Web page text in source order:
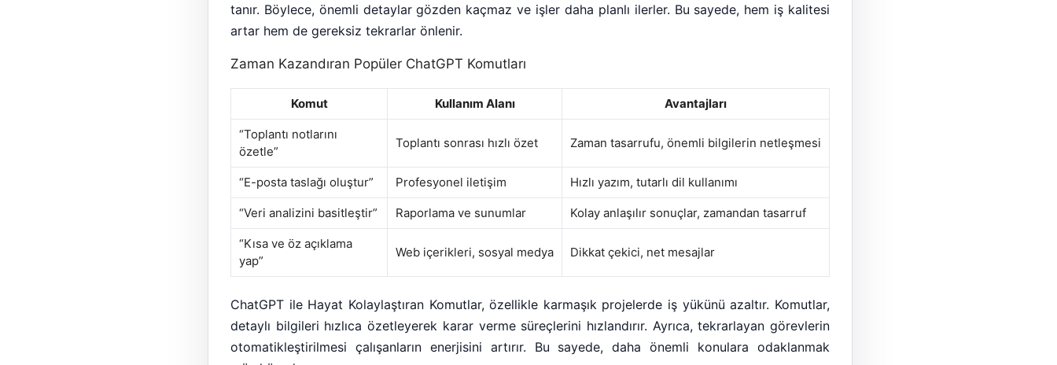
tanır. Böylece, önemli detaylar gözden kaçmaz ve işler daha planlı ilerler. Bu sayede, hem iş kalitesi
artar hem de gereksiz tekrarlar önlenir.
Zaman Kazandıran Popüler ChatGPT Komutları
Komut Kullanım Alanı Avantajları
“Toplantı notlarını
özetle”
Toplantı sonrası hızlı özet Zaman tasarrufu, önemli bilgilerin netleşmesi
“E-posta taslağı oluştur” Profesyonel iletişim Hızlı yazım, tutarlı dil kullanımı
“Veri analizini basitleştir” Raporlama ve sunumlar Kolay anlaşılır sonuçlar, zamandan tasarruf
“Kısa ve öz açıklama
yap”
Web içerikleri, sosyal medya Dikkat çekici, net mesajlar
ChatGPT ile Hayat Kolaylaştıran Komutlar, özellikle karmaşık projelerde iş yükünü azaltır. Komutlar,
detaylı bilgileri hızlıca özetleyerek karar verme süreçlerini hızlandırır. Ayrıca, tekrarlayan görevlerin
otomatikleştirilmesi çalışanların enerjisini artırır. Bu sayede, daha önemli konulara odaklanmak